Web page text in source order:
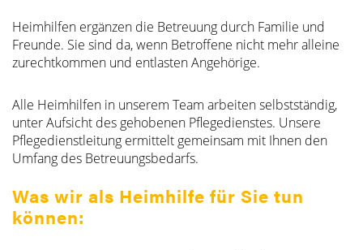
Heimhilfen ergänzen die Betreuung durch Familie und
Freunde. Sie sind da, wenn Betroffene nicht mehr alleine
zurechtkommen und entlasten Angehörige.
Alle Heimhilfen in unserem Team arbeiten selbstständig,
unter Aufsicht des gehobenen Pflegedienstes. Unsere
Pflegedienstleitung ermittelt gemeinsam mit Ihnen den
Umfang des Betreuungsbedarfs.
Was wir als Heimhilfe für Sie tun
können: